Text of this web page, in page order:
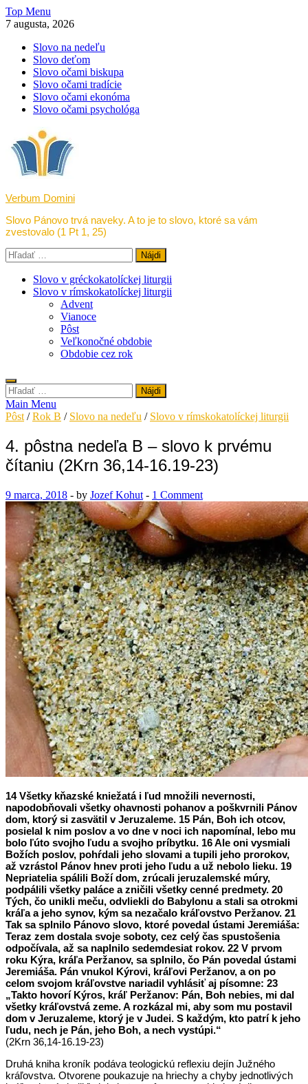
Skip
to
Top Menu
7 augusta, 2026
Slovo na nedeľu
Slovo deťom
Slovo očami biskupa
Slovo očami tradície
Slovo očami ekonóma
Slovo očami psychológa
Verbum Domini
Slovo Pánovo trvá naveky. A to je to slovo, ktoré sa vám
zvestovalo (1 Pt 1, 25)
Hľadať:
Slovo v gréckokatolíckej liturgii
Slovo v rímskokatolíckej liturgii
Advent
Vianoce
Pôst
Veľkonočné obdobie
Obdobie cez rok
Hľadať:
Main Menu
Pôst /Rok B / Slovo na nedeľu / Slovo v rímskokatolíckej liturgii
4. pôstna nedeľa B – slovo k prvému
čítaniu (2Krn 36,14-16.19-23)
9 marca, 2018 - by Jozef Kohut - 1 Comment
14 Všetky kňazské kniežatá i ľud množili nevernosti,
napodobňovali všetky ohavnosti pohanov a poškvrnili Pánov
dom, ktorý si zasvätil v Jeruzaleme. 15 Pán, Boh ich otcov,
posielal k nim poslov a vo dne v noci ich napomínal, lebo mu
bolo ľúto svojho ľudu a svojho príbytku. 16 Ale oni vysmiali
Božích poslov, pohŕdali jeho slovami a tupili jeho prorokov,
až vzrástol Pánov hnev proti jeho ľudu a už nebolo lieku. 19
Nepriatelia spálili Boží dom, zrúcali jeruzalemské múry,
podpálili všetky paláce a zničili všetky cenné predmety. 20
Tých, čo unikli meču, odvliekli do Babylonu a stali sa otrokmi
kráľa a jeho synov, kým sa nezačalo kráľovstvo Peržanov. 21
Tak sa splnilo Pánovo slovo, ktoré povedal ústami Jeremiáša:
Teraz zem dostala svoje soboty, cez celý čas spustošenia
odpočívala, až sa naplnilo sedemdesiat rokov. 22 V prvom
roku Kýra, kráľa Peržanov, sa splnilo, čo Pán povedal ústami
Jeremiáša. Pán vnukol Kýrovi, kráľovi Peržanov, a on po
celom svojom kráľovstve nariadil vyhlásiť aj písomne: 23
„Takto hovorí Kýros, kráľ Peržanov: Pán, Boh nebies, mi dal
všetky kráľovstvá zeme. A rozkázal mi, aby som mu postavil
dom v Jeruzaleme, ktorý je v Judei. S každým, kto patrí k jeho
ľudu, nech je Pán, jeho Boh, a nech vystúpi.“
(2Krn 36,14-16.19-23)
Druhá kniha kroník podáva teologickú reflexiu dejín Južného
kráľovstva. Otvorene poukazuje na hriechy a chyby jednotlivých